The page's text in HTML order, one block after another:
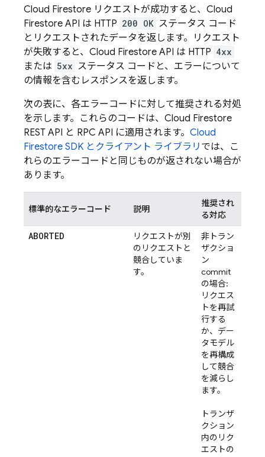
Cloud Firestore リクエストが成功すると、 Cloud
Firestore API は HTTP 200 OK ステータス コード
とリクエストされたデータを返します。リクエスト
が失敗すると、 Cloud Firestore API は HTTP 4xx
または 5xx ステータス コードと、エラーについて
の情報を含むレスポンスを返します。
次の表に、各エラーコードに対して推奨される対処
を示します。これらのコードは、 Cloud Firestore
REST API と RPC API に適用されます。 Cloud
Firestore SDK とクライアント ライブラリ では、こ
れらのエラーコードと同じものが返されない場合が
あります。
標準的なエラーコード 説明
推奨され
る対応
ABORTED
リクエストが別
のリクエストと
競合していま
す。
非トラン
ザクショ
ン
commit
の場合:
リクエス
トを再試
行する
か、デー
タモデル
を再構成
して競合
を減らし
ます。
トランザ
クション
内のリク
エストの